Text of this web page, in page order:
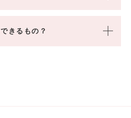
きるもの？